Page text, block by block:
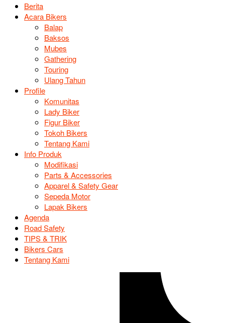
Berita
Acara Bikers
Balap
Baksos
Mubes
Gathering
Touring
Ulang Tahun
Profile
Komunitas
Lady Biker
Figur Biker
Tokoh Bikers
Tentang Kami
Info Produk
Modifikasi
Parts & Accessories
Apparel & Safety Gear
Sepeda Motor
Lapak Bikers
Agenda
Road Safety
TIPS & TRIK
Bikers Cars
Tentang Kami